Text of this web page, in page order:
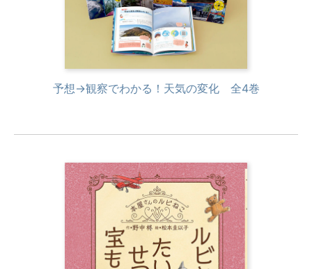
予想→観察でわかる！天気の変化 全4巻